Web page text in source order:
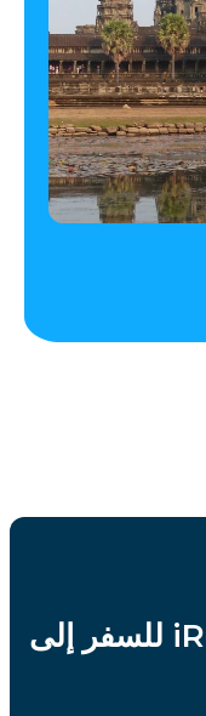
نبذة عن شريحة iRoamly للسفر إلى